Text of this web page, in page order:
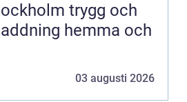
trygg och
hemma och
03 augusti 2026